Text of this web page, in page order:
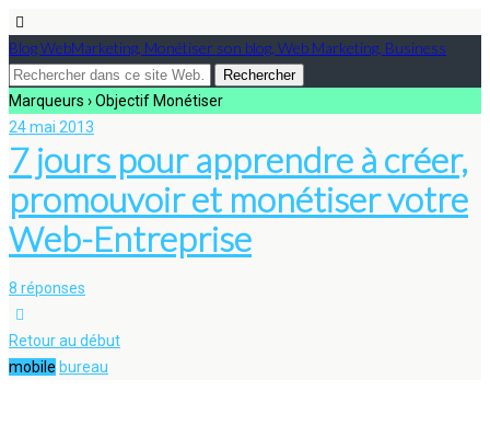
Blog WebMarketing, Monétiser son blog, Web Marketing, Business
Marqueurs › Objectif Monétiser
24 mai 2013
7 jours pour apprendre à créer,
promouvoir et monétiser votre
Web-Entreprise
8 réponses
Retour au début
mobile bureau